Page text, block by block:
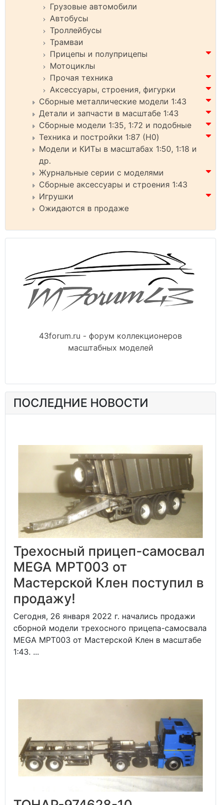
Грузовые автомобили
Автобусы
Троллейбусы
Трамваи
Прицепы и полуприцепы
Мотоциклы
Прочая техника
Аксессуары, строения, фигурки
Сборные металлические модели 1:43
Детали и запчасти в масштабе 1:43
Сборные модели 1:35, 1:72 и подобные
Техника и постройки 1:87 (H0)
Модели и КИТы в масштабах 1:50, 1:18 и
др.
Журнальные серии с моделями
Сборные аксессуары и строения 1:43
Игрушки
Ожидаются в продаже
43forum.ru - форум коллекционеров
масштабных моделей
ПОСЛЕДНИЕ НОВОСТИ
Трехосный прицеп-самосвал
MEGA MPT003 от
Мастерской Клен поступил в
продажу!
Сегодня, 26 января 2022 г. начались продажи
сборной модели трехосного прицепа-самосвала
MEGA MPT003 от Мастерской Клен в масштабе
1:43. ...